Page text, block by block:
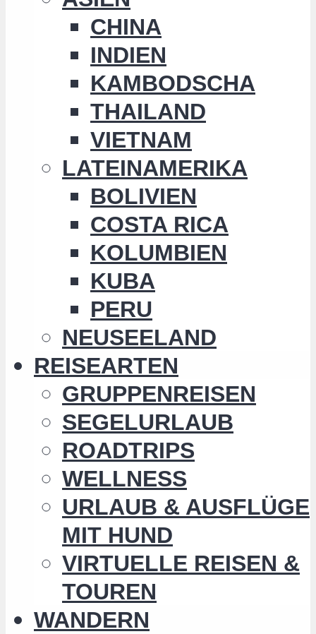
CHINA
INDIEN
KAMBODSCHA
THAILAND
VIETNAM
LATEINAMERIKA
BOLIVIEN
COSTA RICA
KOLUMBIEN
KUBA
PERU
NEUSEELAND
REISEARTEN
GRUPPENREISEN
SEGELURLAUB
ROADTRIPS
WELLNESS
URLAUB & AUSFLÜGE
MIT HUND
VIRTUELLE REISEN &
TOUREN
WANDERN